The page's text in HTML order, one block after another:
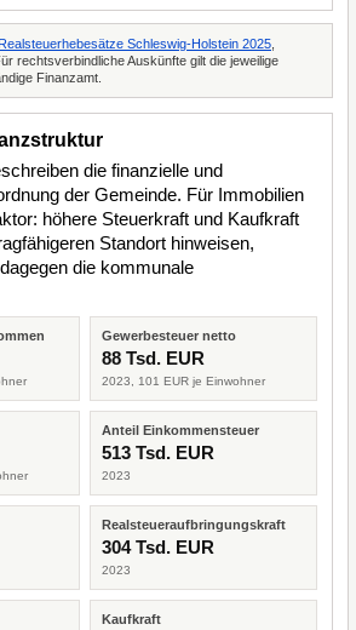
Schleswig-Holstein 2025
rechtsverbindliche Auskünfte gilt die jeweilige
Finanzamt.
die finanzielle und
der Gemeinde. Für Immobilien
höhere Steuerkraft und Kaufkraft
Standort hinweisen,
die kommunale
Gewerbesteuer netto
88 Tsd. EUR
2023, 101 EUR je Einwohner
Anteil Einkommensteuer
513 Tsd. EUR
2023
Realsteueraufbringungskraft
304 Tsd. EUR
2023
Kaufkraft